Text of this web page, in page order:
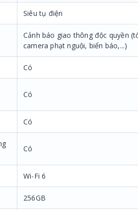
Siêu tụ điện
Cảnh báo giao thông độc quyền
camera phạt nguội, biển báo,...)
Có
Có
Có
Có
Wi-Fi 6
256GB